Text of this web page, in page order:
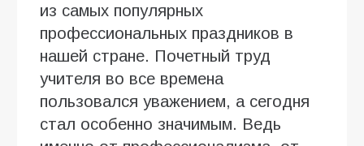
из самых популярных
профессиональных праздников в
нашей стране. Почетный труд
учителя во все времена
пользовался уважением, а сегодня
стал особенно значимым. Ведь